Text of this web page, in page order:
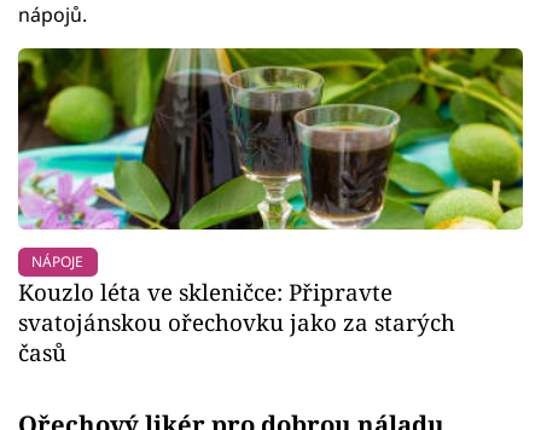
nápojů.
NÁPOJE
Kouzlo léta ve skleničce: Připravte
svatojánskou ořechovku jako za starých
časů